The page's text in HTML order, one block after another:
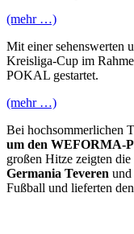
(mehr …)
Mit einer sehenswerten
Kreisliga-Cup im
POKAL gestartet.
(mehr …)
Bei hochsommerlichen
um den WEFORMA-
großen Hitze zeigten
Germania Teveren und
Fußball und lieferten